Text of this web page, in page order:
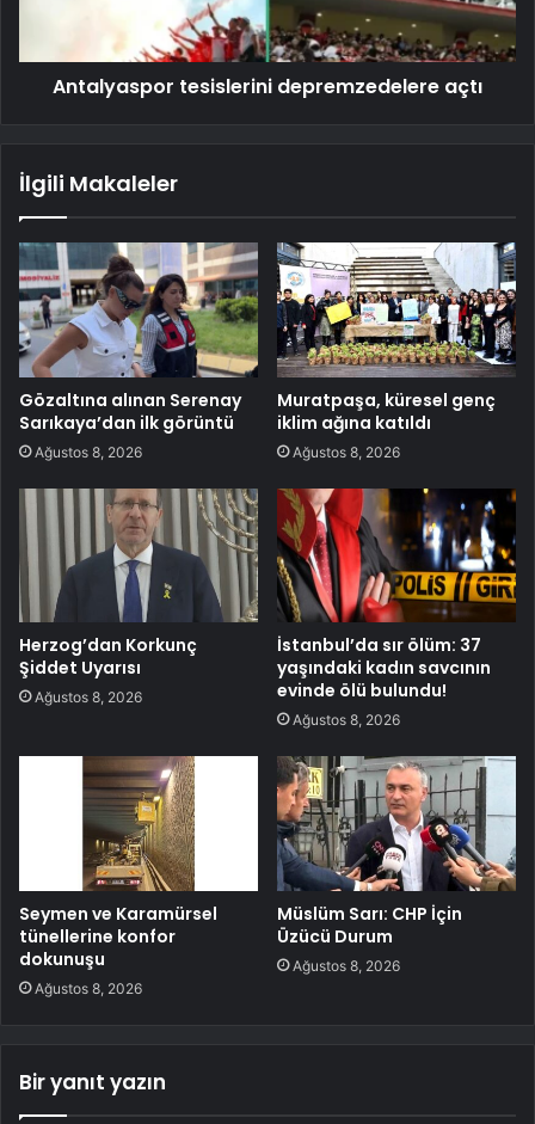
Antalyaspor tesislerini depremzedelere açtı
İlgili Makaleler
Gözaltına alınan Serenay
Sarıkaya’dan ilk görüntü
Ağustos 8, 2026
Muratpaşa, küresel genç
iklim ağına katıldı
Ağustos 8, 2026
Herzog’dan Korkunç
Şiddet Uyarısı
Ağustos 8, 2026
İstanbul’da sır ölüm: 37
yaşındaki kadın savcının
evinde ölü bulundu!
Ağustos 8, 2026
Seymen ve Karamürsel
tünellerine konfor
dokunuşu
Ağustos 8, 2026
Müslüm Sarı: CHP İçin
Üzücü Durum
Ağustos 8, 2026
Bir yanıt yazın